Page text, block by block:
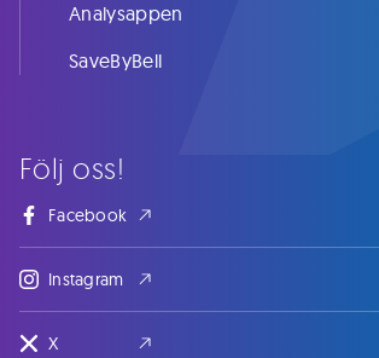
Följ oss!
Facebook
Instagram
X
Analysappen
SaveByBell